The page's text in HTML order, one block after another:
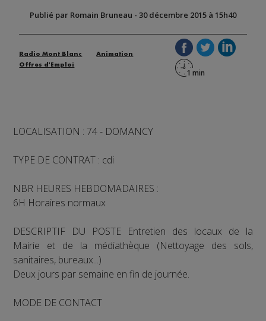
Publié par Romain Bruneau - 30 décembre 2015 à 15h40
Radio Mont Blanc
Animation
Offres d'Emploi
LOCALISATION : 74 - DOMANCY
TYPE DE CONTRAT : cdi
NBR HEURES HEBDOMADAIRES :
6H Horaires normaux
DESCRIPTIF DU POSTE Entretien des locaux de la
Mairie et de la médiathèque (Nettoyage des sols,
sanitaires, bureaux...)
Deux jours par semaine en fin de journée.
MODE DE CONTACT